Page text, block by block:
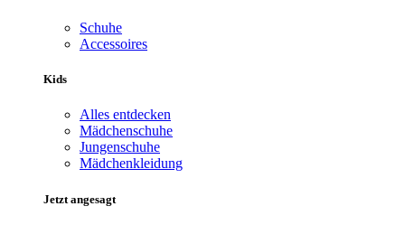
Schuhe
Accessoires
Kids
Alles entdecken
Mädchenschuhe
Jungenschuhe
Mädchenkleidung
Jetzt angesagt